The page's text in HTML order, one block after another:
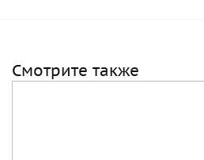
Смотрите также